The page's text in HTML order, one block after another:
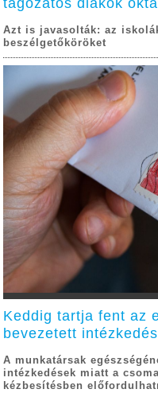
tagozatos diákok
Azt is javasolták: az
beszélgetőköröket
Keddig tartja fent az
bevezetett
A munkatársak
intézkedések miatt a
kézbesítésben